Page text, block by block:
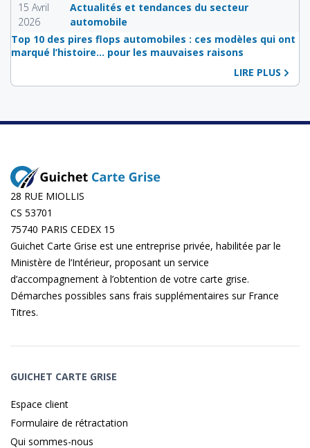
15 Avril
2026
Actualités et tendances du secteur
automobile
Top 10 des pires flops automobiles : ces modèles qui ont
marqué l’histoire… pour les mauvaises raisons
LIRE PLUS
28 RUE MIOLLIS
CS 53701
75740 PARIS CEDEX 15
Guichet Carte Grise est une entreprise privée, habilitée par le
Ministère de l’Intérieur, proposant un service
d’accompagnement à l’obtention de votre carte grise.
Démarches possibles sans frais supplémentaires sur France
Titres.
GUICHET CARTE GRISE
Espace client
Formulaire de rétractation
Qui sommes-nous